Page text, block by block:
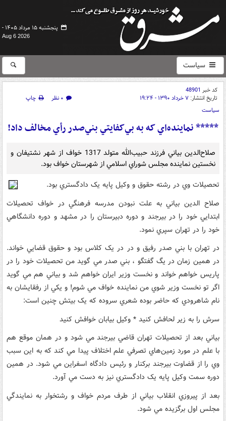
پنجشنبه ۱۵ مرداد ۱۴۰۵ -
Aug 6 2026
سیاست
کد خبر 48901
تاریخ انتشار: ۷ خرداد ۱۳۹۰ - ۱۹:۲۴ ۰ نظر
چاپ
سیاست
***** نماينده‌اي که به بي‌کفايتي بني‌صدر رأي مخالف داد!
صلاح‌الدين بياني فرزند حبيب‌الله متولد 1317 خواف از شهر نشتيفان و
نخستين نماينده مجلس شوراي اسلامي از شهرستان خواف بود.
تحصيلات وي در رشته حقوق و وکيل پايه يک دادگستري بود.
صلاح الدين بياني به علت نبودن مدرسه فرهنگي در خواف تحصيلات
ابتدايي خود را در بيرجند و دوره دبيرستان را در مشهد و دوره دانشگاهي
خود را در تهران سپري نمود.
در تهران با بني صدر رفيق و در در يک کلاس بود و حقوق قضايي خواند.
در همين زمان در يگ گفتگو ، بني صدر مي گويد من تحصيلات خود را در
پاريس خواهم خواند و نخست وزير ايران خواهم شد و بياني هم مي گويد
اگر تو نخست وزير شوي من نماينده خواف مي شوم! و يکي از رفقايشان به
نام شاهرودي که حاضر بوده شعري سروده که يک بيتش چنين است:
سرش را به زير لحافش کنيد * وکيل بيابان خوافش کنيد
بياني بعد از تحصيلات تهران قاضي بيرجند مي شود و در همان موقع هم
با علم در مورد زمين‌هاي تصرفي علم اختلاف پيدا مي کند که به اين سبب
وي را از قضاوت بيرجند برکنار و رئيس دادگاه اسفراين مي شود. در همين
دوره سمت وکيل پايه يک دادگستري نيز به دست مي آورد.
بعد از پيروزي انقلاب بياني از طرف مردم خواف و رشتخوار به نمايندگي
مجلس اول برگزيده مي شود.